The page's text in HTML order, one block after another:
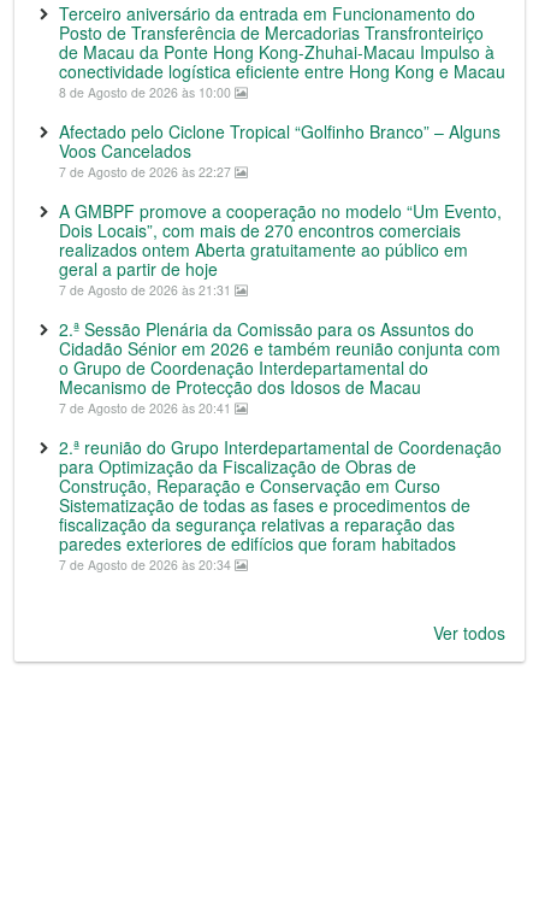
Terceiro aniversário da entrada em Funcionamento do
Posto de Transferência de Mercadorias Transfronteiriço
de Macau da Ponte Hong Kong-Zhuhai-Macau Impulso à
conectividade logística eficiente entre Hong Kong e Macau
8 de Agosto de 2026 às 10:00
Afectado pelo Ciclone Tropical “Golfinho Branco” – Alguns
Voos Cancelados
7 de Agosto de 2026 às 22:27
A GMBPF promove a cooperação no modelo “Um Evento,
Dois Locais”, com mais de 270 encontros comerciais
realizados ontem Aberta gratuitamente ao público em
geral a partir de hoje
7 de Agosto de 2026 às 21:31
2.ª Sessão Plenária da Comissão para os Assuntos do
Cidadão Sénior em 2026 e também reunião conjunta com
o Grupo de Coordenação Interdepartamental do
Mecanismo de Protecção dos Idosos de Macau
7 de Agosto de 2026 às 20:41
2.ª reunião do Grupo Interdepartamental de Coordenação
para Optimização da Fiscalização de Obras de
Construção, Reparação e Conservação em Curso
Sistematização de todas as fases e procedimentos de
fiscalização da segurança relativas a reparação das
paredes exteriores de edifícios que foram habitados
7 de Agosto de 2026 às 20:34
Ver todos